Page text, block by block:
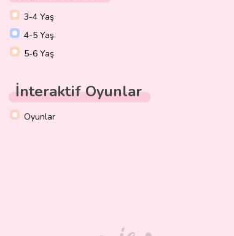
3-4 Yaş
4-5 Yaş
5-6 Yaş
İnteraktif Oyunlar
Oyunlar